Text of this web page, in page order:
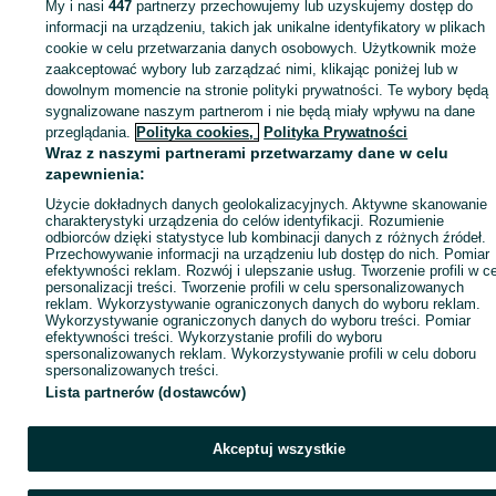
Zaloguj się lub załóż konto na OLX, aby skontaktować się z
sprzedającym
Zaloguj się / Załóż konto
My i nasi447 partnerzy przechowujemy lub uzyskujemy dostęp do
informacji na urządzeniu, takich jak unikalne identyfikatory w plikach
cookie w celu przetwarzania danych osobowych. Użytkownik może
zaakceptować wybory lub zarządzać nimi, klikając poniżej lub w
dowolnym momencie na stronie polityki prywatności. Te wybory będą
sygnalizowane naszym partnerom i nie będą miały wpływu na dane
przeglądania. Polityka cookies, Polityka Prywatności
Wraz z naszymi partnerami przetwarzamy dane w celu
zapewnienia:
Użycie dokładnych danych geolokalizacyjnych. Aktywne skanowanie
charakterystyki urządzenia do celów identyfikacji. Rozumienie
odbiorców dzięki statystyce lub kombinacji danych z różnych źródeł.
Przechowywanie informacji na urządzeniu lub dostęp do nich. Pomiar
efektywności reklam. Rozwój i ulepszanie usług. Tworzenie profili w
personalizacji treści. Tworzenie profili w celu spersonalizowanych
reklam. Wykorzystywanie ograniczonych danych do wyboru reklam.
Wykorzystywanie ograniczonych danych do wyboru treści. Pomiar
efektywności treści. Wykorzystanie profili do wyboru
spersonalizowanych reklam. Wykorzystywanie profili w celu doboru
spersonalizowanych treści.
Lista partnerów (dostawców)
Akceptuj wszystkie